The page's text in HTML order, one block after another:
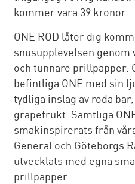
kommer vara 39 kronor.
ONE RÖD låter dig
snusupplevelsen
och tunnare prillpapper.
befintliga ONE med sin
tydliga inslag av röda
grapefrukt. Samtliga
smakinspirerats från
General och Göteborgs
utvecklats med egna
prillpapper.